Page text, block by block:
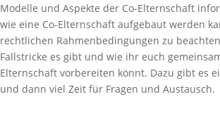
Modelle und Aspekte der Co-Elternschaft
wie eine Co-Elternschaft aufgebaut werden
rechtlichen Rahmenbedingungen zu
Fallstricke es gibt und wie ihr euch
Elternschaft vorbereiten könnt. Dazu gibt es
und dann viel Zeit für Fragen und Austausch.